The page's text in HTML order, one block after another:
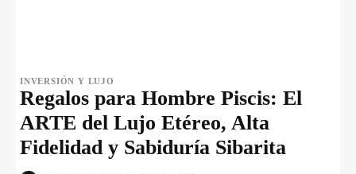
INVERSIÓN Y LUJO
Regalos para Hombre Piscis: El
ARTE del Lujo Etéreo, Alta
Fidelidad y Sabiduría Sibarita